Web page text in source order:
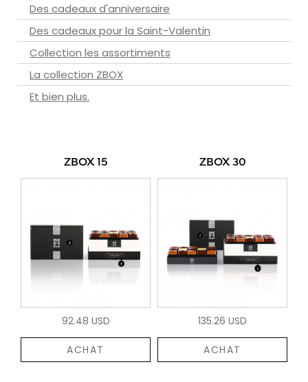
Des cadeaux d'anniversaire
Des cadeaux pour la Saint-Valentin
Collection les assortiments
La collection ZBOX
Et bien plus.
ZBOX 15
92.48 USD
ACHAT
ZBOX 30
135.26 USD
ACHAT